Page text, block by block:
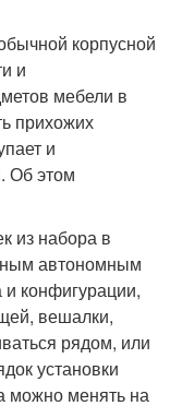
корпусной
и
мебели в
прихожих
и
Об этом
из набора в
автономным
конфигурации,
вешалки,
рядом, или
установки
можно менять на